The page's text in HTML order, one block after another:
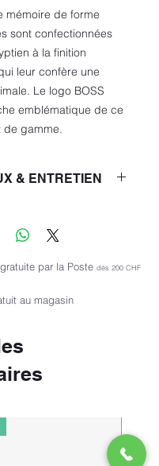
mémoire de forme
sont confectionnées
à la finition
leur confère une
Le logo BOSS
emblématique de ce
de gamme.
& ENTRETIEN
COULEURS 40 °C
FAIBLE
À SEC
par la Poste dès 200 CHF
au magasin